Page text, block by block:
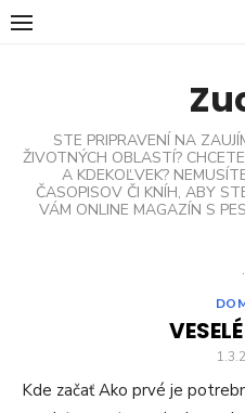
Skip
STE PRIPRAVENÍ NA
ŽIVOTNÝCH OBLASTÍ?
A KDEKOĽVEK?
ČASOPISOV ČI KNÍH, ABY
VÁM ONLINE MAGAZÍN S
Kde začať Ako prvé je